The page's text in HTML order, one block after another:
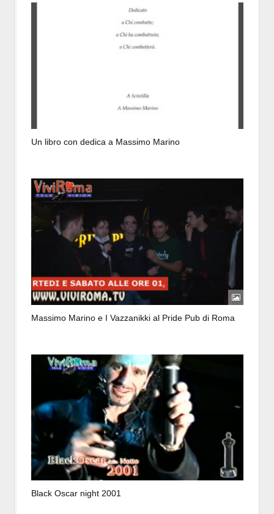
Un libro con dedica a Massimo Marino
Massimo Marino e I Vazzanikki al Pride Pub di Roma
Black Oscar night 2001